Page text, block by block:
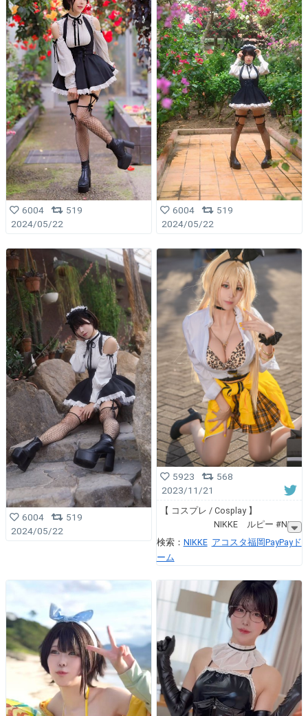
6004
519
2024/05/22
6004
519
2024/05/22
6004
519
2024/05/22
5923
568
2023/11/21
【 コスプレ / Cosplay 】
NIKKE ルピー #NI
検索： NIKKE アコスタ福岡PayPayド
ーム